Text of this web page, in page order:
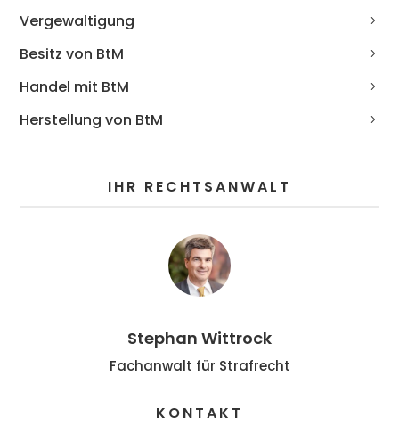
Vergewaltigung
Besitz von BtM
Handel mit BtM
Herstellung von BtM
IHR RECHTSANWALT
Stephan Wittrock
Fachanwalt für Strafrecht
KONTAKT